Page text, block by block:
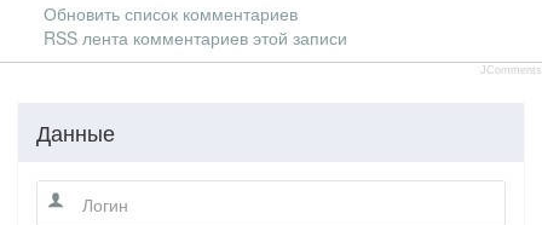
Обновить список комментариев
RSS лента комментариев этой записи
JComments
Данные